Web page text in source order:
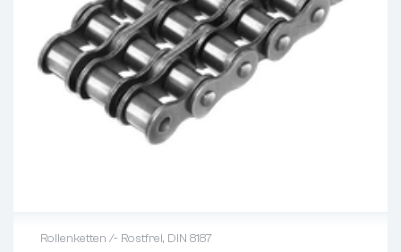
Rollenketten /- Rostfrei, DIN 8187